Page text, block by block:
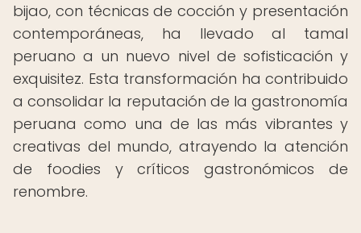
bijao, con técnicas de cocción y presentación
contemporáneas, ha llevado al tamal
peruano a un nuevo nivel de sofisticación y
exquisitez. Esta transformación ha contribuido
a consolidar la reputación de la gastronomía
peruana como una de las más vibrantes y
creativas del mundo, atrayendo la atención
de foodies y críticos gastronómicos de
renombre.